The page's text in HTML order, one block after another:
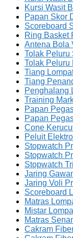
Kursi Wasit
Papan Skor
Scoreboard
Ring Basket
Antena Bola
Tolak Peluru
Tolak Peluru
Tiang
Tiang
Penghalang
Training
Papan
Papan
Cone
Peluit
Stopwatch
Stopwatch
Stopwatch
Jaring
Jaring Voli
Scoreboard
Matras
Mistar
Matras
Cakram